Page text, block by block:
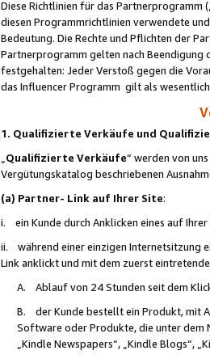
Diese Richtlinien für das Partnerprogramm
diesen Programmrichtlinien verwendete
Bedeutung. Die Rechte und Pflichten der
Partnerprogramm gelten nach Beendigung
festgehalten: Jeder Verstoß gegen die
das Influencer Programm gilt als
1. Qualifizierte Verkäufe und
Qualifizierte Verkäufe“ werden von
Vergütungskatalog beschriebenen
(a) Partner- Link auf Ihrer Site:
i. ein Kunde durch Anklicken eines auf
ii. während einer einzigen Internetsitzung
Link anklickt und mit dem zuerst
A. Ablauf von 24 Stunden seit dem
B. der Kunde bestellt ein Produkt, mit
Software oder Produkte, die unter dem
„Kindle Newspapers“, „Kindle Blogs“,